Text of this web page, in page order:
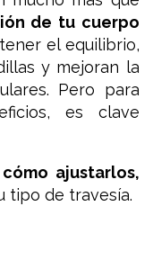
de tu cuerpo
el equilibrio,
y mejoran la
Pero para
es clave
cómo ajustarlos,
tipo de travesía.